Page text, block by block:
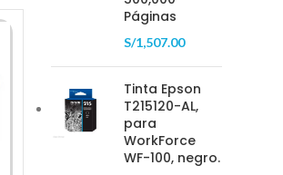
Páginas
S/1,507.00
Tinta Epson
T215120-AL,
para
WorkForce
WF-100, negro.